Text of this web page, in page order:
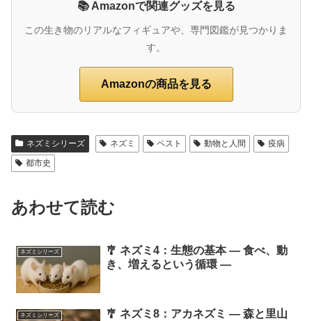
📚 Amazonで関連グッズを見る
この生き物のリアルなフィギュアや、専門図鑑が見つかりま
す。
Amazonの商品を見る
ネズミシリーズ ネズミ ペスト 動物と人間
疫病
都市史
あわせて読む
ネズミシリーズ
🎐 ネズミ4：生態の基本 ― 食べ、動
き、増えるという循環 ―
ネズミシリーズ
🎐 ネズミ8：アカネズミ ― 森と里山